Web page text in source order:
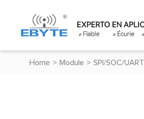
Home > Module > SPI/SOC/UART